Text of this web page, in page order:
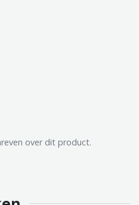
over dit product.